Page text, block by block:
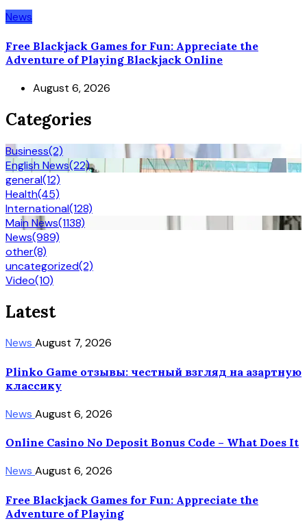
News
Free Blackjack Games for Fun: Appreciate the
Adventure of Playing Blackjack Online
August 6, 2026
Categories
Business(2)
English News(22)
general(12)
Health(45)
International(128)
Main News(1138)
News(989)
other(8)
uncategorized(2)
Video(10)
Latest
News August 7, 2026
Plinko Game отзывы: честный взгляд на азартную
классику
News August 6, 2026
Online Casino No Deposit Bonus Code – What Does It
News August 6, 2026
Free Blackjack Games for Fun: Appreciate the
Adventure of Playing